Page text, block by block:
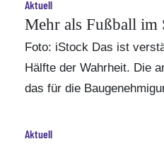
Aktuell
Mehr als Fußball im
Foto: iStock Das ist
Hälfte der Wahrheit. Die
das für die
Aktuell